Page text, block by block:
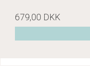
679,00 DKK